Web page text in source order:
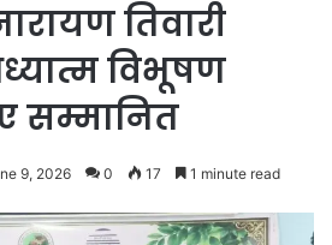
तिवारी
विभूषण
सम्मानित
9, 2026 0 17 1 minute read